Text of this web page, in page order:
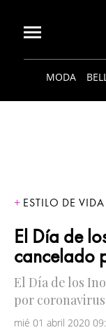
MODA
ESTILO DE VIDA
El Día de
cancelado
El Día de los
por coronavirus
mié 01 abril 2020